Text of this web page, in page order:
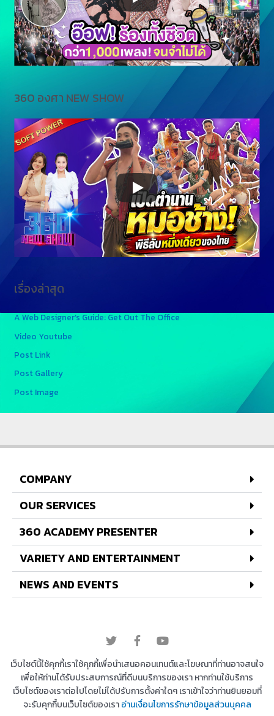
เว็บไซต์นี้ใช้คุกกี้เราใช้คุกกี้เพื่อนำเสนอคอนเทนต์และโฆษณาที่ท่านอาจสนใจ
เพื่อให้ท่านได้รับประสบการณ์ที่ดีบนบริการของเรา หากท่านใช้บริการ
เว็บไซต์ของเราต่อไปโดยไม่ได้ปรับการตั้งค่าใดๆ เราเข้าใจว่าท่านยินยอมที่
จะรับคุกกี้บนเว็บไซต์ของเราอ่านเงื่อนไขการรักษาข้อมูลส่วนบุคคล
360 องศา NEW SHOW
เรื่องล่าสุด
A Web Designer’s Guide: Get Out The Office
Video Youtube
Post Link
Post Gallery
Post Image
COMPANY
OUR SERVICES
360 ACADEMY PRESENTER
VARIETY AND ENTERTAINMENT
NEWS AND EVENTS
© 2022 All rights reserved
Copyright © 2026 บริษัท 360 องศา เอ็นเตอร์เทนเม้น